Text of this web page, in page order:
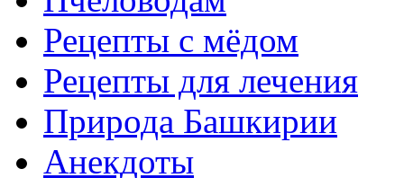
Рецепты с мёдом
Рецепты для лечения
Природа Башкирии
Анекдоты